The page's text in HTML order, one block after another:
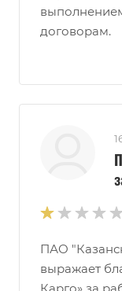
договорам.
ПАО
выражает